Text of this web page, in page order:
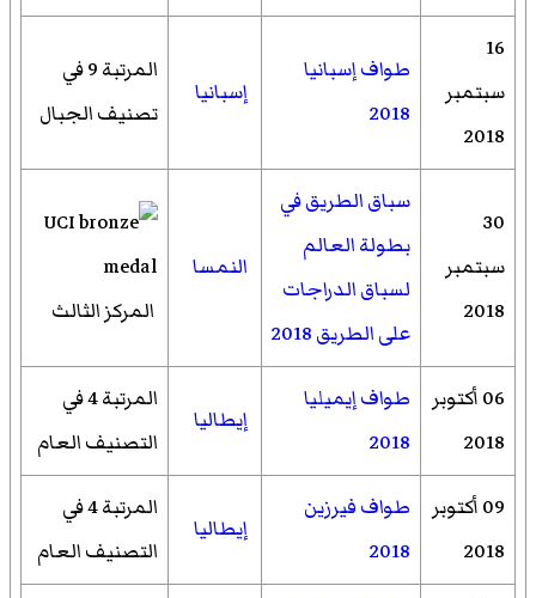
16
سبتمبر
2018
طواف إسبانيا
2018
إسبانيا
المرتبة 9 في
تصنيف الجبال
30
سبتمبر
2018
سباق الطريق في
بطولة العالم
لسباق الدراجات
على الطريق 2018
النمسا
المركز الثالث
06 أكتوبر
2018
طواف إيميليا
2018
إيطاليا
المرتبة 4 في
التصنيف العام
09 أكتوبر
2018
طواف فيرزين
2018
إيطاليا
المرتبة 4 في
التصنيف العام